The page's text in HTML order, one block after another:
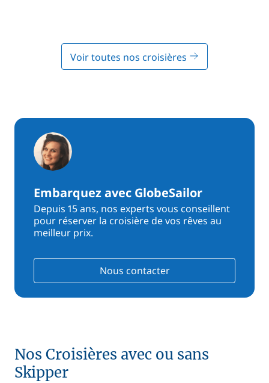
Voir toutes nos croisières
Embarquez avec GlobeSailor
Depuis 15 ans, nos experts vous conseillent
pour réserver la croisière de vos rêves au
meilleur prix.
Nous contacter
Nos Croisières avec ou sans
Skipper